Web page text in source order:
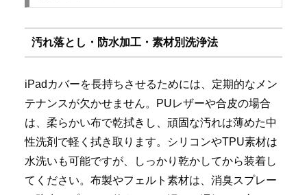
汚れ落とし・防水加工・素材別洗浄法
iPadカバーを長持ちさせるためには、定期的なメン
テナンスが欠かせません。PUレザーや合皮の場合
は、柔らかい布で乾拭きし、頑固な汚れは薄めた中
性洗剤で軽く拭き取ります。シリコンやTPU素材は
水洗いも可能ですが、しっかり乾かしてから装着し
てください。布製やフェルト素材は、消臭スプレー